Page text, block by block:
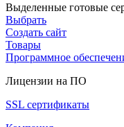
Выделенные готовые
Выбрать
Создать сайт
Товары
Программное
Лицензии на ПО
SSL сертификаты